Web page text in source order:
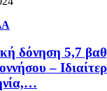
δόνηση 5,7
–